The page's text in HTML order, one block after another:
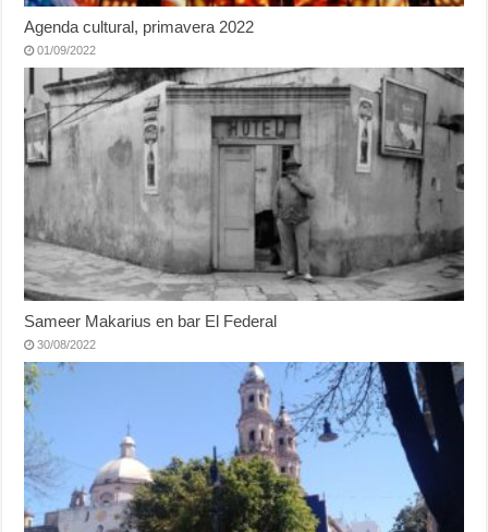
Agenda cultural, primavera 2022
01/09/2022
Sameer Makarius en bar El Federal
30/08/2022